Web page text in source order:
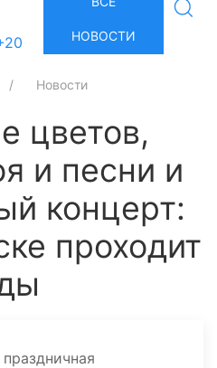
НОВОСТИ
Новости
цветов,
и песни и
концерт:
проходит